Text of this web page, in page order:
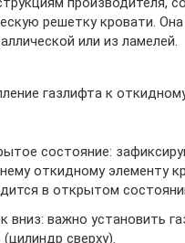
решетку кровати.
или из ламелей.
газлифта к
состояние:
откидному элементу
в открытом
вниз: важно установить
(цилиндр сверху).